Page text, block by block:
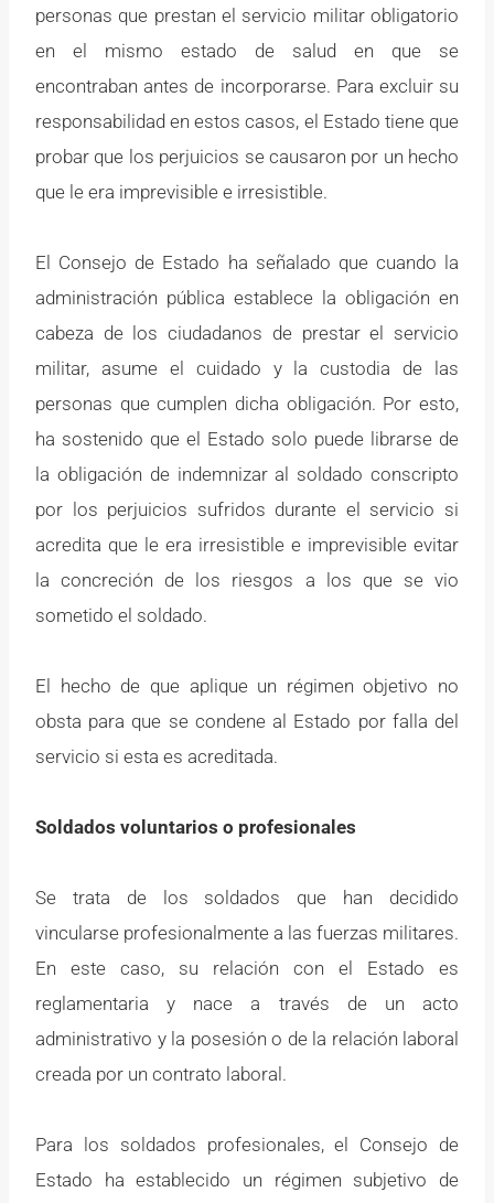
personas que prestan el servicio militar obligatorio
en el mismo estado de salud en que se
encontraban antes de incorporarse. Para excluir su
responsabilidad en estos casos, el Estado tiene que
probar que los perjuicios se causaron por un hecho
que le era imprevisible e irresistible.
El Consejo de Estado ha señalado que cuando la
administración pública establece la obligación en
cabeza de los ciudadanos de prestar el servicio
militar, asume el cuidado y la custodia de las
personas que cumplen dicha obligación. Por esto,
ha sostenido que el Estado solo puede librarse de
la obligación de indemnizar al soldado conscripto
por los perjuicios sufridos durante el servicio si
acredita que le era irresistible e imprevisible evitar
la concreción de los riesgos a los que se vio
sometido el soldado.
El hecho de que aplique un régimen objetivo no
obsta para que se condene al Estado por falla del
servicio si esta es acreditada.
Soldados voluntarios o profesionales
Se trata de los soldados que han decidido
vincularse profesionalmente a las fuerzas militares.
En este caso, su relación con el Estado es
reglamentaria y nace a través de un acto
administrativo y la posesión o de la relación laboral
creada por un contrato laboral.
Para los soldados profesionales, el Consejo de
Estado ha establecido un régimen subjetivo de